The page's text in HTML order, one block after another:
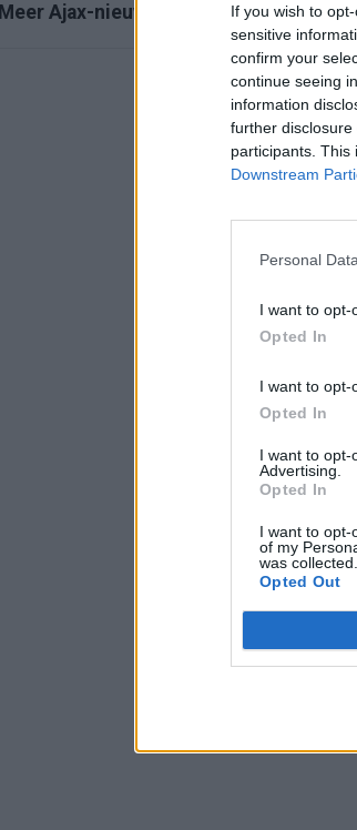
If you wish to
sensitive
confirm your
continue seeing
information
further disclosure
participants. This
Downstream
Personal
I want to opt-
Opted In
I want to opt-
Opted In
I want to opt-
Advertising.
Opted In
I want to opt-
of my
was collected.
Opted Out
Meer Ajax-nieuws